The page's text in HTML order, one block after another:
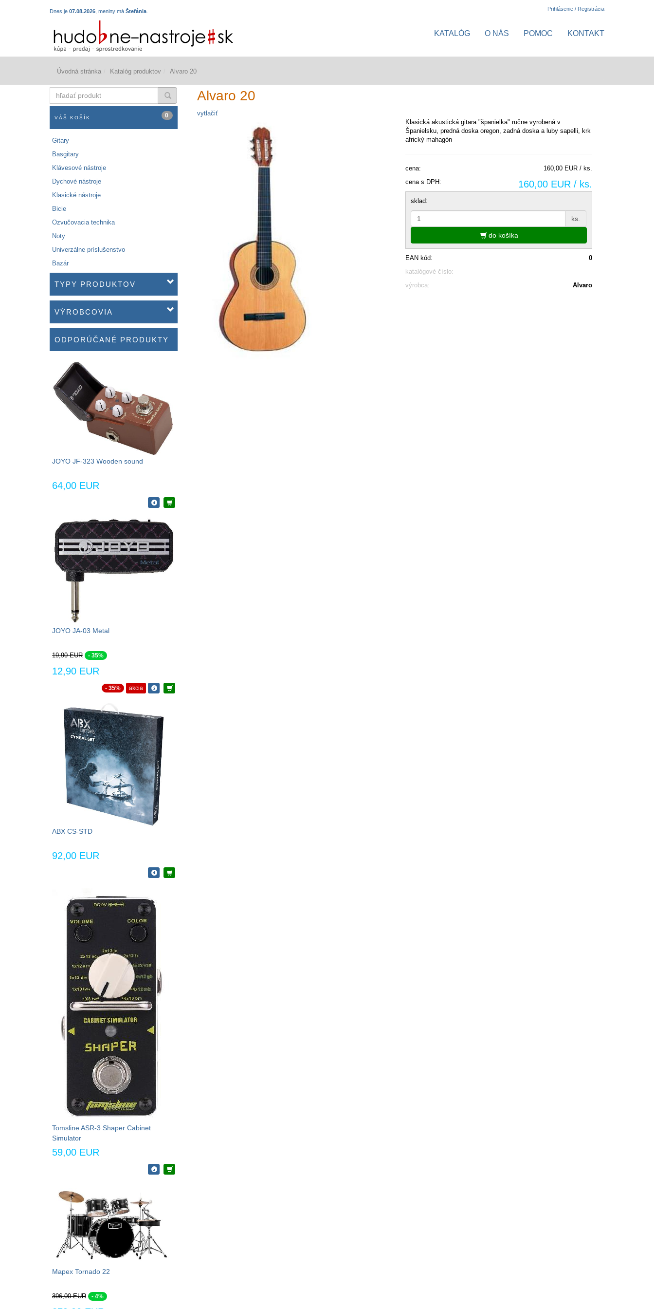
Dnes je 07.08.2026 , meniny má Štefánia Prihlásenie / Registrácia
KATALÓG O NÁS POMOC KONTAKT
Úvodná stránka Katalóg produktov Alvaro 20
produkt
VÁŠ KOŠÍK 0
Gitary
Basgitary
Klávesové nástroje
Dychové nástroje
Klasické nástroje
Bicie
Ozvučovacia technika
Noty
Univerzálne príslušenstvo
Bazár
TYPY PRODUKTOV
VÝROBCOVIA
ODPORÚČANÉ PRODUKTY
JOYO JF-323 Wooden sound
64,00 EUR
JOYO JA-03 Metal
19,90 EUR - 35%
12,90 EUR
- 35% akcia
ABX CS-STD
92,00 EUR
Tomsline ASR-3 Shaper Cabinet
Simulator
59,00 EUR
Mapex Tornado 22
396,00 EUR - 4%
Alvaro 20
vytlačiť
Klasická akustická gitara "španielka" ručne vyrobená v
Španielsku, predná doska oregon, zadná doska a luby sapelli, krk
africký mahagón
cena:
160,00 EUR / ks.
cena s DPH:
160,00 EUR / ks.
sklad:
ks.
do košíka
EAN kód:
0
katalógové číslo:
výrobca:
Alvaro